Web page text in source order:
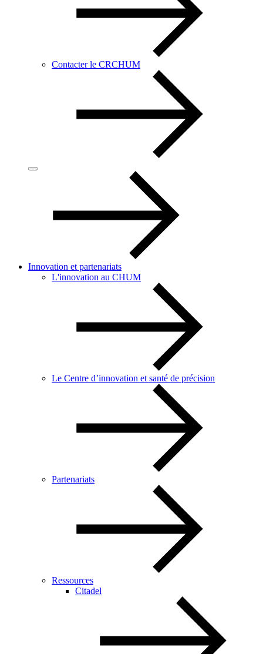
Contacter le CRCHUM
Innovation et partenariats
L'innovation au CHUM
Le Centre d’innovation et santé de précision
Partenariats
Ressources
Citadel